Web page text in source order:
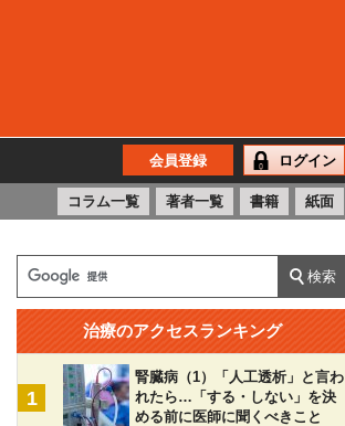
会員登録 ログイン
コラム一覧 著者一覧 書籍 紙面
治療のアクセスランキング
1
腎臓病（1）「人工透析」と言わ
れたら…「する・しない」を決
める前に医師に聞くべきこと